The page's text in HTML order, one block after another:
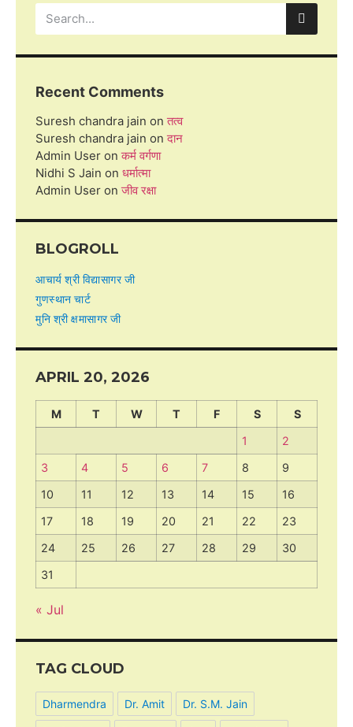
Recent Comments
Suresh chandra jain onतत्व
Suresh chandra jain onदान
Admin User onकर्म वर्गणा
Nidhi S Jain on धर्मात्मा
Admin User onजीव रक्षा
BLOGROLL
आचार्य श्री विद्यासागर जी
गुणस्थान चार्ट
मुनि श्री क्षमासागर जी
APRIL 20, 2026
M T W T F S
S
1
2
3
4 5 6 7 8
9
10
11 12 13 14 15
16
17
18 19 20 21 22
23
24
25 26 27 28 29
30
31
« Jul
TAG CLOUD
Dharmendra Dr. Amit Dr. S.M. Jain